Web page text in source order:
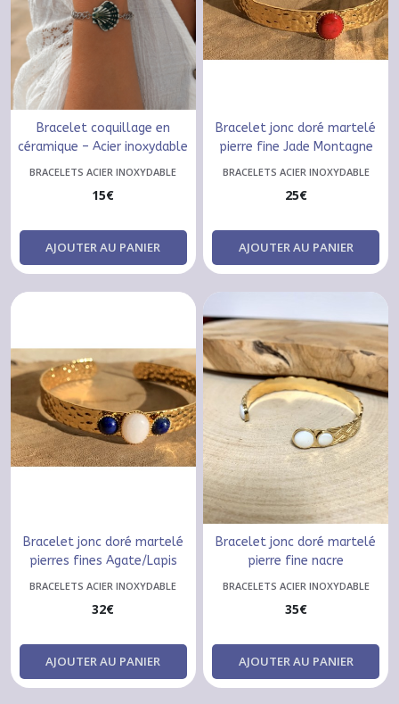
Bracelet coquillage en
céramique – Acier inoxydable
BRACELETS ACIER INOXYDABLE
15€
AJOUTER AU PANIER
Bracelet jonc doré martelé
pierre fine Jade Montagne
BRACELETS ACIER INOXYDABLE
25€
AJOUTER AU PANIER
Bracelet jonc doré martelé
pierres fines Agate/Lapis
Lasuli
BRACELETS ACIER INOXYDABLE
32€
AJOUTER AU PANIER
Bracelet jonc doré martelé
pierre fine nacre
BRACELETS ACIER INOXYDABLE
35€
AJOUTER AU PANIER